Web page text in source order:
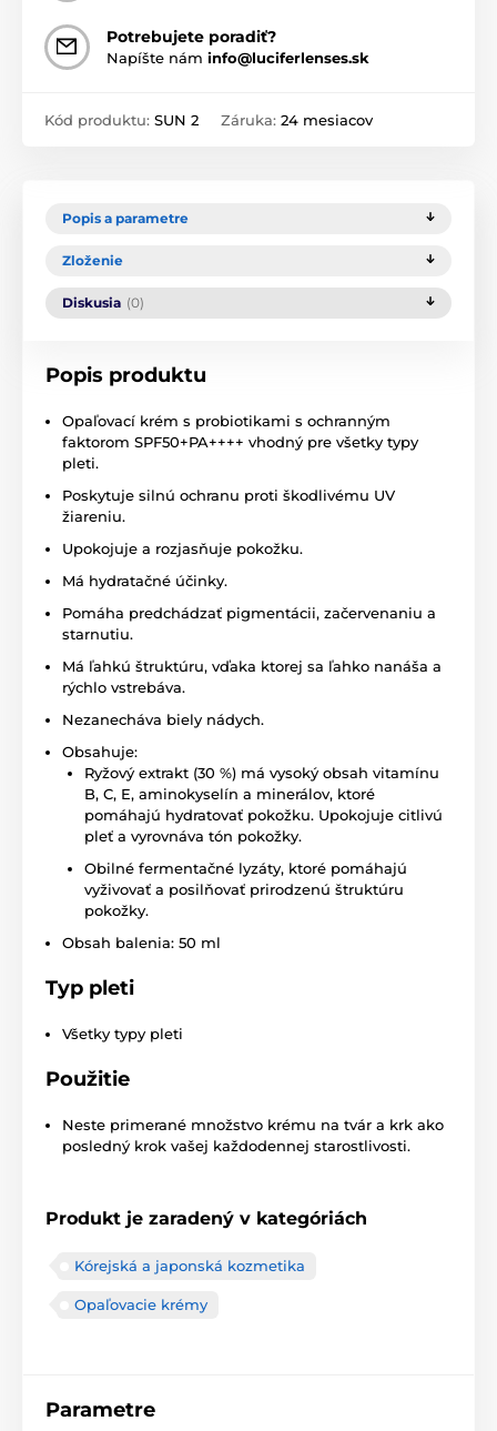
Potrebujete poradiť?
Napíšte nám info@luciferlenses.sk
Kód produktu: SUN 2 Záruka: 24 mesiacov
Popis a parametre
Zloženie
Diskusia (0)
Popis produktu
Opaľovací krém s probiotikami s ochranným
faktorom SPF50+PA++++ vhodný pre všetky typy
pleti.
Poskytuje silnú ochranu proti škodlivému UV
žiareniu.
Upokojuje a rozjasňuje pokožku.
Má hydratačné účinky.
Pomáha predchádzať pigmentácii, začervenaniu a
starnutiu.
Má ľahkú štruktúru, vďaka ktorej sa ľahko nanáša a
rýchlo vstrebáva.
Nezanecháva biely nádych.
Obsahuje:
Ryžový extrakt (30 %) má vysoký obsah vitamínu
B, C, E, aminokyselín a minerálov, ktoré
pomáhajú hydratovať pokožku. Upokojuje citlivú
pleť a vyrovnáva tón pokožky.
Obilné fermentačné lyzáty, ktoré pomáhajú
vyživovať a posilňovať prirodzenú štruktúru
pokožky.
Obsah balenia: 50 ml
Typ pleti
Všetky typy pleti
Použitie
Neste primerané množstvo krému na tvár a krk ako
posledný krok vašej každodennej starostlivosti.
Produkt je zaradený v kategóriách
Kórejská a japonská kozmetika
Opaľovacie krémy
Parametre